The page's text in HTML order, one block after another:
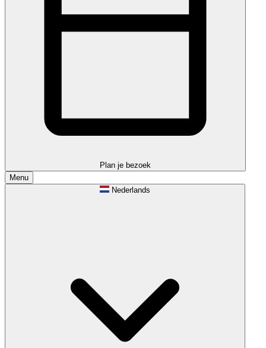
Plan je bezoek
Menu
Nederlands